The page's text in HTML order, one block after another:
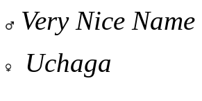
Very Nice Name
Uchaga